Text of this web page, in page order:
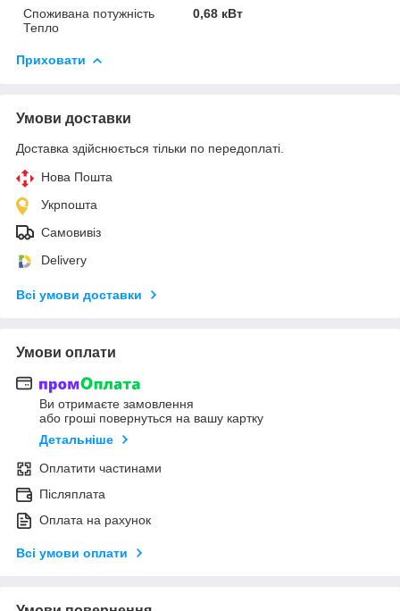
Споживана потужність
Тепло
0,68 кВт
Приховати
Умови доставки
Доставка здійснюється тільки по передоплаті.
Нова Пошта
Укрпошта
Самовивіз
Delivery
Всі умови доставки
Умови оплати
Ви отримаєте замовлення
або гроші повернуться на вашу картку
Детальніше
Оплатити частинами
Післяплата
Оплата на рахунок
Всі умови оплати